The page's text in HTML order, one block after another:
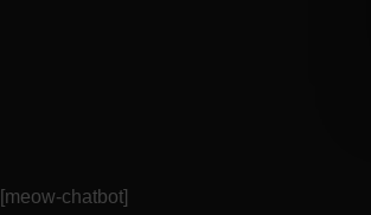
[meow-chatbot]